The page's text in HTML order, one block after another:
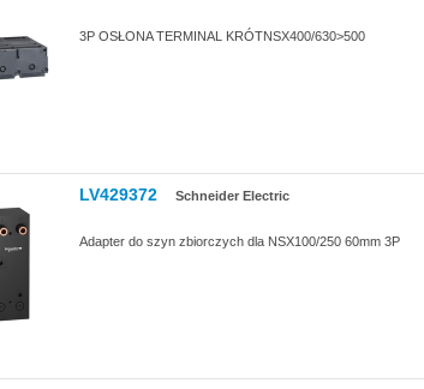
3P OSŁONA TERMINAL KRÓTNSX400/630>500
LV429372 Schneider Electric
Adapter do szyn zbiorczych dla NSX100/250 60mm 3P